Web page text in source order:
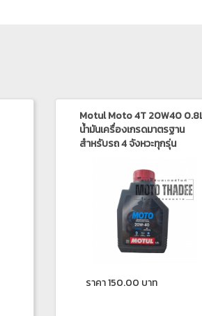
Motul Moto 4T 20W40
น้ำมันเครื่องเกรดมาตรฐาน
สำหรับรถ 4 จังหวะทุกรุ่น
ราคา 150.00 บาท